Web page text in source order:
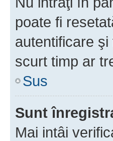
poate fi
autentificare
scurt timp ar
Sus
Sunt
Mai intâi